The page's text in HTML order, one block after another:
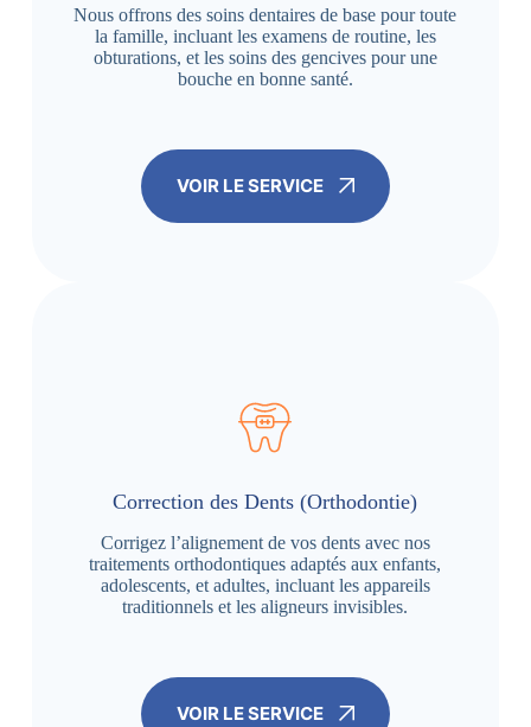
Nous offrons des soins dentaires de base pour toute
la famille, incluant les examens de routine, les
obturations, et les soins des gencives pour une
bouche en bonne santé.
VOIR LE SERVICE
Correction des Dents (Orthodontie)
Corrigez l’alignement de vos dents avec nos
traitements orthodontiques adaptés aux enfants,
adolescents, et adultes, incluant les appareils
traditionnels et les aligneurs invisibles.
VOIR LE SERVICE